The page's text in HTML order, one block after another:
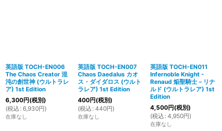
英語版 TOCH-EN006
The Chaos Creator 混
沌の創世神 (ウルトラレ
ア) 1st Edition
6,300円(税別)
(税込 : 6,930円)
在庫なし
英語版 TOCH-EN007
Chaos Daedalus カオ
ス・ダイダロス (ウルト
ラレア) 1st Edition
400円(税別)
(税込 : 440円)
在庫なし
英語版 TOCH-EN011
Infernoble Knight -
Renaud 焔聖騎士－リナ
ルド (ウルトラレア) 1st
Edition
4,500円(税別)
(税込 : 4,950円)
在庫なし